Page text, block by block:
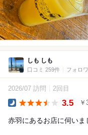
しも しも
口コミ 259件 フォロ
2026/07 訪問 2回目
3.5
赤羽にあるお店に伺いま